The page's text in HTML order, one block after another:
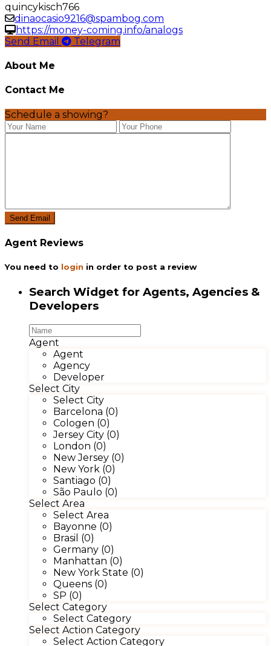
quincykisch766
dinaocasio9216@spambog.com
https://money-coming.info/analogs
Send Email
Telegram
About Me
Contact Me
Schedule a showing?
Agent Reviews
You need to login in order to post a review
Search Widget for Agents, Agencies &
Developers
Agent
Agent
Agency
Developer
Select City
Select City
Barcelona (0)
Cologen (0)
Jersey City (0)
London (0)
New Jersey (0)
New York (0)
Santiago (0)
São Paulo (0)
Select Area
Select Area
Bayonne (0)
Brasil (0)
Germany (0)
Manhattan (0)
New York State (0)
Queens (0)
SP (0)
Select Category
Select Category
Select Action Category
Select Action Category